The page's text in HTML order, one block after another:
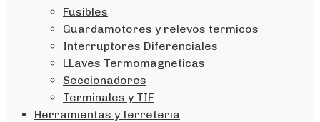
Fusibles
Guardamotores y relevos termicos
Interruptores Diferenciales
LLaves Termomagneticas
Seccionadores
Terminales y TIF
Herramientas y ferreteria